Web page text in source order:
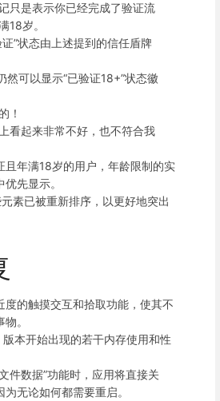
只是表示你已经完成了验证流
18岁。
”状态由上述提到的信任盾牌
然可以显示“已验证18+”状态徽
！
看起来非常不好，也不符合我
且年满18岁的用户，年龄限制的实
先显示。
素已被重新排序，以更好地突出
度的触摸交互和拾取功能，使其不
。
本开始出现的若干内存使用和性
件数据”功能时，应用将直接关
无论如何都需要重启。